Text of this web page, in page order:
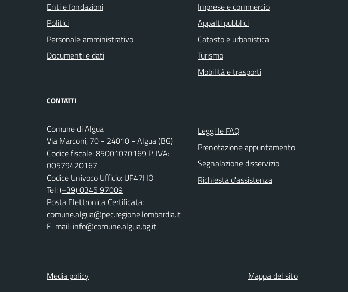
Enti e fondazioni
Politici
Personale amministrativo
Documenti e dati
Imprese e commercio
Appalti pubblici
Catasto e urbanistica
Turismo
Mobilità e trasporti
CONTATTI
Comune di Algua
Via Marconi, 70 - 24010 - Algua (BG)
Codice fiscale: 85001070169 P. IVA:
00579420167
Codice Univoco Ufficio: UF47HO
Tel:(+39) 0345 97009
Posta Elettronica Certificata:
comune.algua@pec.regione.lombardia.it
E-mail: info@comune.algua.bg.it
Leggi le FAQ
Prenotazione appuntamento
Segnalazione disservizio
Richiesta d'assistenza
Media policy Mappa del sito